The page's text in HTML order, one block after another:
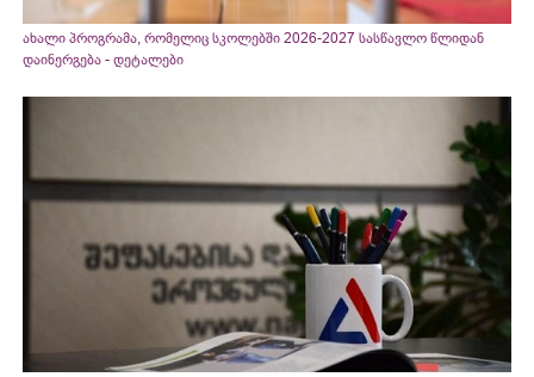
ახალი პროგრამა, რომელიც სკოლებში 2026-2027 სასწავლო წლიდან
დაინერგება - დეტალები